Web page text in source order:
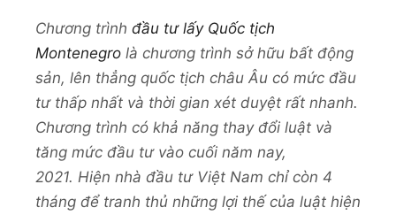
Chương trình đầu tư lấy Quốc tịch
Montenegro là chương trình sở hữu bất động
sản, lên thẳng quốc tịch châu Âu có mức đầu
tư thấp nhất và thời gian xét duyệt rất nhanh.
Chương trình có khả năng thay đổi luật và
tăng mức đầu tư vào cuối năm nay,
2021. Hiện nhà đầu tư Việt Nam chỉ còn 4
tháng để tranh thủ những lợi thế của luật hiện